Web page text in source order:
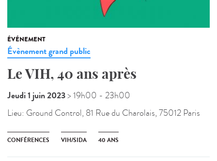
ÉVÉNEMENT
Évènement grand public
Le VIH, 40 ans après
Jeudi 1 juin 2023> 19h00 - 23h00
Lieu: Ground Control, 81 Rue du Charolais, 75012 Paris
CONFÉRENCES VIH/SIDA 40 ANS